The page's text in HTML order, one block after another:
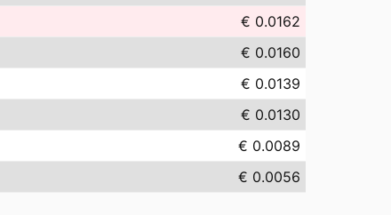
€ 0.0162
€ 0.0160
€ 0.0139
€ 0.0130
€ 0.0089
€ 0.0056